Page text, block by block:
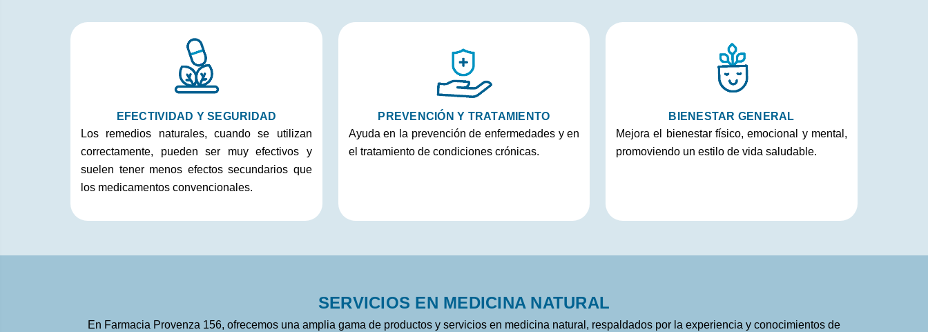
EFECTIVIDAD Y SEGURIDAD
Los remedios naturales, cuando se utilizan
correctamente, pueden ser muy efectivos y
suelen tener menos efectos secundarios que
los medicamentos convencionales.
PREVENCIÓN Y TRATAMIENTO
Ayuda en la prevención de enfermedades y en
el tratamiento de condiciones crónicas.
BIENESTAR GENERAL
Mejora el bienestar físico, emocional y mental,
promoviendo un estilo de vida saludable.
SERVICIOS EN MEDICINA NATURAL
En Farmacia Provenza 156, ofrecemos una amplia gama de productos y servicios en medicina natural, respaldados por la experiencia y conocimientos de